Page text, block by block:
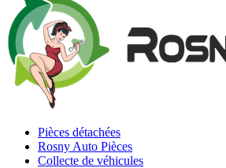
Pièces détachées
Rosny Auto Pièces
Collecte de véhicules